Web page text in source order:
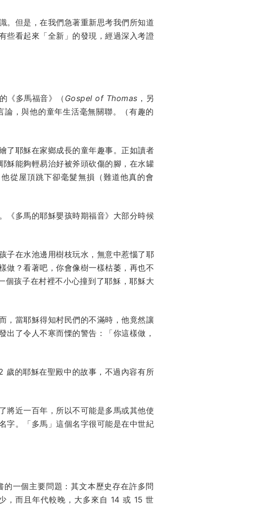
。但是，在我們急著重新思考我們所知道
些看起來「全新」的發現，經過深入考證
《多馬福音》（ Gospel of Thomas ，另
，與他的童年生活毫無關聯。（有趣的
了耶穌在家鄉成長的童年趣事。正如讀者
穌能夠輕易治好被斧頭砍傷的腳，在水罐
從屋頂跳下卻毫髮無損（難道他真的會
《多馬的耶穌嬰孩時期福音》大部分時候
子在水池邊用樹枝玩水，無意中惹惱了耶
做？看著吧，你會像樹一樣枯萎，再也不
孩子在村裡不小心撞到了耶穌，耶穌大
，當耶穌得知村民們的不滿時，他竟然讓
了令人不寒而慄的警告：「你這樣做，
歲的耶穌在聖殿中的故事，不過內容有所
將近一百年，所以不可能是多馬或其他使
字。「多馬」這個名字很可能是在中世紀
一個主要問題：其文本歷史存在許多問
，而且年代較晚，大多來自 14 或 15 世